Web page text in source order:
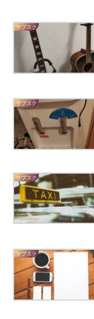
サブスク
サブスク
サブスク
サブスク